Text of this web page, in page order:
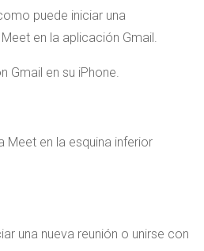
puede iniciar una
en la aplicación Gmail.
Gmail en su iPhone.
Meet en la esquina inferior
una nueva reunión o unirse con